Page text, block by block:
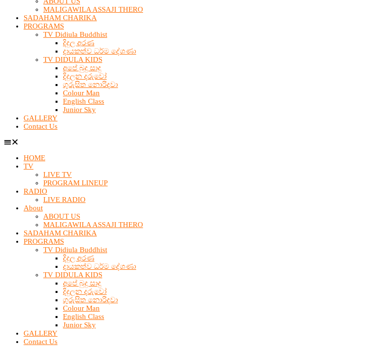
MALIGAWILA ASSAJI THERO
SADAHAM CHARIKA
PROGRAMS
TV Didiula Buddhist
දිදුල අරණ
දායකත්ව ධර්ම දේශණා
TV DIDULA KIDS
අපේ බුදු සාදු
දිදුලන දරුවෝ
ගුරුසිත නොරිදවා
Colour Man
English Class
Junior Sky
GALLERY
Contact Us
HOME
TV
LIVE TV
PROGRAM LINEUP
RADIO
LIVE RADIO
About
ABOUT US
MALIGAWILA ASSAJI THERO
SADAHAM CHARIKA
PROGRAMS
TV Didiula Buddhist
දිදුල අරණ
දායකත්ව ධර්ම දේශණා
TV DIDULA KIDS
අපේ බුදු සාදු
දිදුලන දරුවෝ
ගුරුසිත නොරිදවා
Colour Man
English Class
Junior Sky
GALLERY
Contact Us